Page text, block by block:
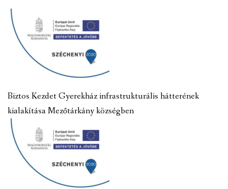
Biztos Kezdet Gyerekház infrastrukturális hátterének
kialakítása Mezőtárkány községben